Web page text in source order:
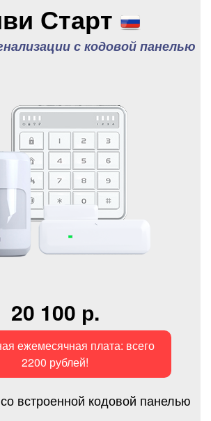
Старт
с кодовой панелью
20 100 р.
ежемесячная плата: всего
2200 рублей!
встроенной кодовой панелью